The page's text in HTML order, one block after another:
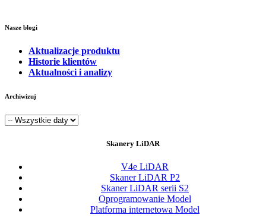
Nasze blogi
Aktualizacje produktu
Historie klientów
Aktualności i analizy
Archiwizuj
Skanery LiDAR
V4e LiDAR
Skaner LiDAR P2
Skaner LiDAR serii S2
Oprogramowanie Model
Platforma internetowa Model